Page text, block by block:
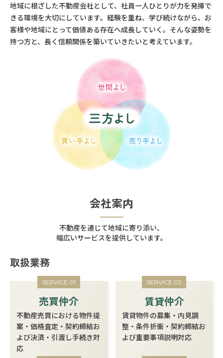
地域に根ざした不動産会社として、社員一人ひとりが力を発揮で
きる環境を大切にしています。経験を重ね、学び続けながら、お
客様や地域にとって価値ある存在へ成長していく。そんな姿勢を
持つ方と、長く信頼関係を築いていきたいと考えています。
会社案内
不動産を通じて地域に寄り添い、
幅広いサービスを提供しています。
取扱業務
SERVICE 01
売買仲介
不動産売買における物件提
案・価格査定・契約締結お
よび決済・引渡し手続き対
応
SERVICE 02
賃貸仲介
賃貸物件の募集・内見調
整・条件折衝・契約締結お
よび重要事項説明対応